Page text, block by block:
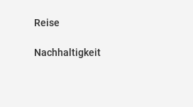
Reise
Nachhaltigkeit